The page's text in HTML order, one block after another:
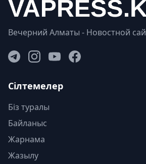
Вечерний Алматы - Новостной
Сілтемелер
Біз туралы
Байланыс
Жарнама
Жазылу